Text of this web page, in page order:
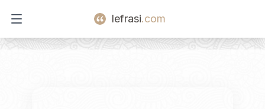
Open main menu
lefrasi.com